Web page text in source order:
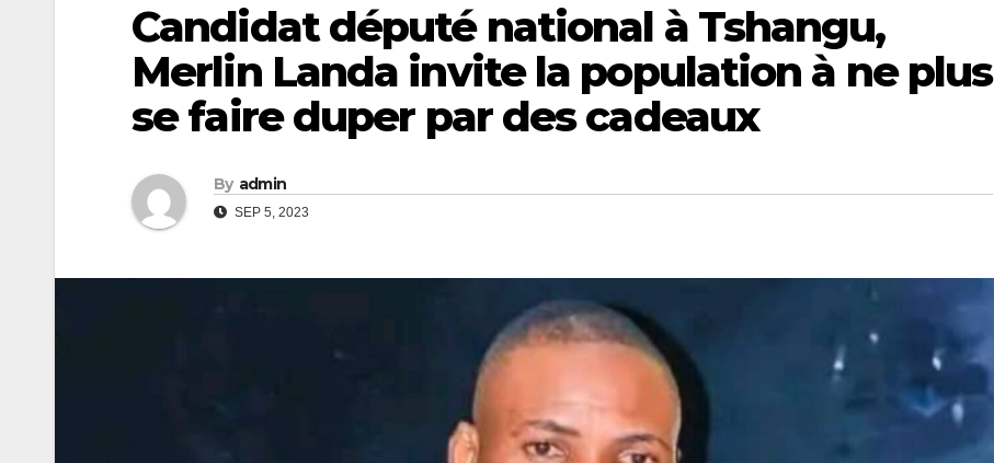
Candidat député national à Tshangu,
Merlin Landa invite la population à ne plus
se faire duper par des cadeaux
By admin
SEP 5, 2023